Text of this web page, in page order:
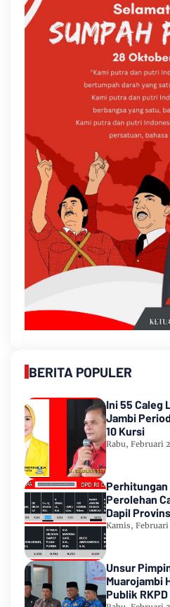
BERITA POPULER
Ini 55 Caleg
Jambi
10 Kursi
Rabu, Februari
Perhitungan
Perolehan
Dapil
Urutan
Kamis, Februari
Unsur
Muarojambi
Publik